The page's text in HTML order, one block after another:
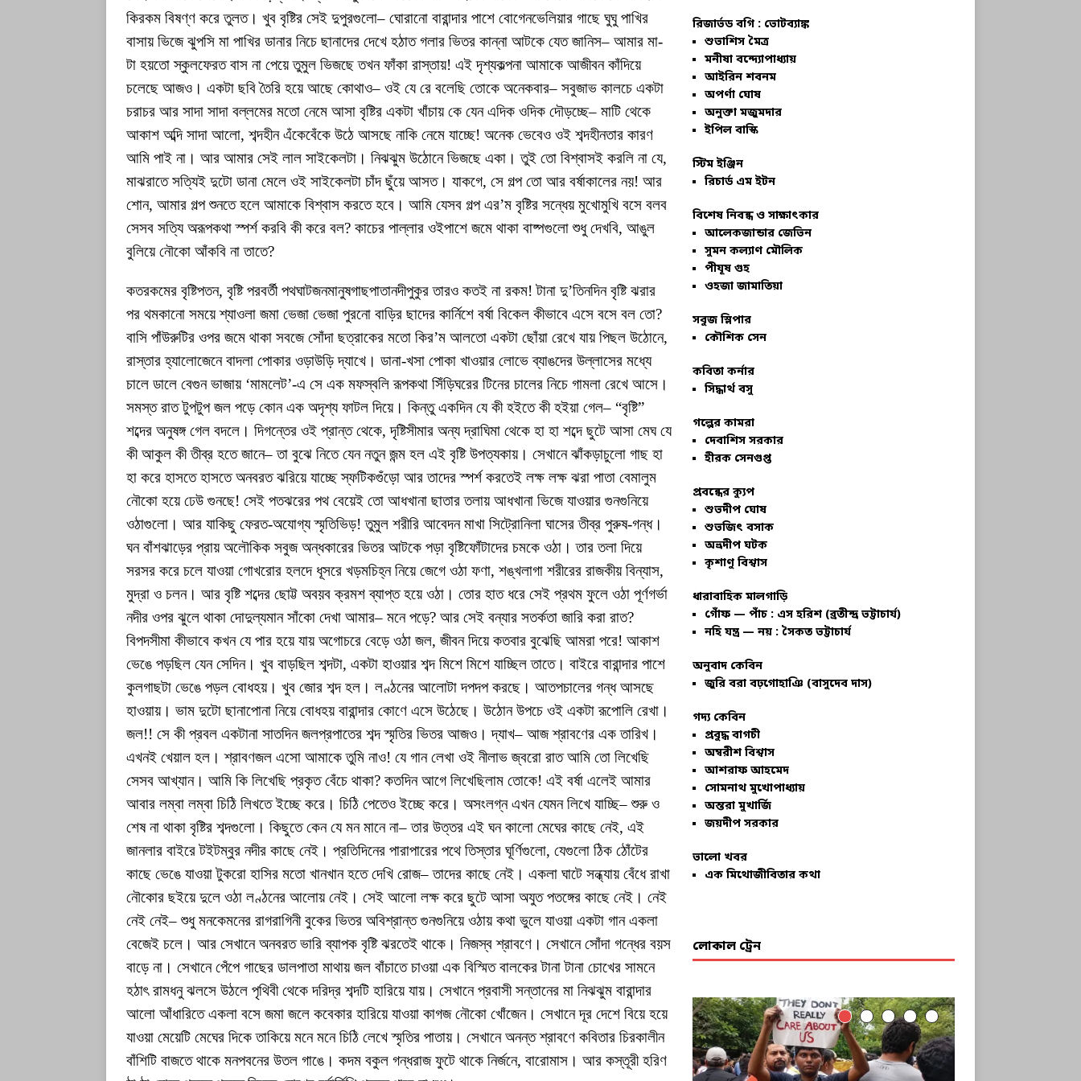
কিরকম বিষণ্ণ করে তুলত। খুব বৃষ্টির সেই দুপুরগুলো– ঘোরানো বারান্দার পাশে বোগেনভেলিয়ার গাছে ঘুঘু পাখির
বাসায় ভিজে ঝুপসি মা পাখির ডানার নিচে ছানাদের দেখে হঠাত গলার ভিতর কান্না আটকে যেত জানিস– আমার মা-
টা হয়তো স্কুলফেরত বাস না পেয়ে তুমুল ভিজছে তখন ফাঁকা রাস্তায়! এই দৃশ্যকল্পনা আমাকে আজীবন কাঁদিয়ে
চলেছে আজও। একটা ছবি তৈরি হয়ে আছে কোথাও– ওই যে রে বলেছি তোকে অনেকবার– সবুজাভ কালচে একটা
চরাচর আর সাদা সাদা বল্লমের মতো নেমে আসা বৃষ্টির একটা খাঁচায় কে যেন এদিক ওদিক দৌড়চ্ছে– মাটি থেকে
আকাশ অব্দি সাদা আলো, শব্দহীন এঁকেবেঁকে উঠে আসছে নাকি নেমে যাচ্ছে! অনেক ভেবেও ওই শব্দহীনতার কারণ
আমি পাই না। আর আমার সেই লাল সাইকেলটা। নিঝঝুম উঠোনে ভিজছে একা। তুই তো বিশ্বাসই করলি না যে,
মাঝরাতে সত্যিই দুটো ডানা মেলে ওই সাইকেলটা চাঁদ ছুঁয়ে আসত। যাকগে, সে গল্প তো আর বর্ষাকালের নয়! আর
শোন, আমার গল্প শুনতে হলে আমাকে বিশ্বাস করতে হবে। আমি যেসব গল্প এর’ম বৃষ্টির সন্ধেয় মুখোমুখি বসে বলব
সেসব সত্যি অরূপকথা স্পর্শ করবি কী করে বল? কাচের পাল্লার ওইপাশে জমে থাকা বাষ্পগুলো শুধু দেখবি, আঙুল
বুলিয়ে নৌকো আঁকবি না তাতে?
কতরকমের বৃষ্টিপতন, বৃষ্টি পরবর্তী পথঘাটজনমানুষগাছপাতানদীপুকুর তারও কতই না রকম! টানা দু’তিনদিন বৃষ্টি ঝরার
পর থমকানো সময়ে শ্যাওলা জমা ভেজা ভেজা পুরনো বাড়ির ছাদের কার্নিশে বর্ষা বিকেল কীভাবে এসে বসে বল তো?
বাসি পাঁউরুটির ওপর জমে থাকা সবজে সোঁদা ছত্রাকের মতো কির’ম আলতো একটা ছোঁয়া রেখে যায় পিছল উঠোনে,
রাস্তার হ্যালোজেনে বাদলা পোকার ওড়াউড়ি দ্যাখে। ডানা-খসা পোকা খাওয়ার লোভে ব্যাঙদের উল্লাসের মধ্যে
চালে ডালে বেগুন ভাজায় ‘মামলেট’-এ সে এক মফস্বলি রূপকথা সিঁড়িঘরের টিনের চালের নিচে গামলা রেখে আসে।
সমস্ত রাত টুপটুপ জল পড়ে কোন এক অদৃশ্য ফাটল দিয়ে। কিন্তু একদিন যে কী হইতে কী হইয়া গেল– “বৃষ্টি”
শব্দের অনুষঙ্গ গেল বদলে। দিগন্তের ওই প্রান্ত থেকে, দৃষ্টিসীমার অন্য দ্রাঘিমা থেকে হা হা শব্দে ছুটে আসা মেঘ যে
কী আকুল কী তীব্র হতে জানে– তা বুঝে নিতে যেন নতুন জন্ম হল এই বৃষ্টি উপত্যকায়। সেখানে ঝাঁকড়াচুলো গাছ হা
হা করে হাসতে হাসতে অনবরত ঝরিয়ে যাচ্ছে স্ফটিকগুঁড়ো আর তাদের স্পর্শ করতেই লক্ষ লক্ষ ঝরা পাতা বেমালুম
নৌকো হয়ে ঢেউ গুনছে! সেই পতঝরের পথ বেয়েই তো আধখানা ছাতার তলায় আধখানা ভিজে যাওয়ার গুনগুনিয়ে
ওঠাগুলো। আর যাকিছু ফেরত-অযোগ্য স্মৃতিভিড়! তুমুল শরীরি আবেদন মাখা সিট্রোনিলা ঘাসের তীব্র পুরুষ-গন্ধ।
ঘন বাঁশঝাড়ের প্রায় অলৌকিক সবুজ অন্ধকারের ভিতর আটকে পড়া বৃষ্টিফোঁটাদের চমকে ওঠা। তার তলা দিয়ে
সরসর করে চলে যাওয়া গোখরোর হলদে ধূসরে খড়মচিহ্ন নিয়ে জেগে ওঠা ফণা, শঙ্খলাগা শরীরের রাজকীয় বিন্যাস,
মুদ্রা ও চলন। আর বৃষ্টি শব্দের ছোট্ট অবয়ব ক্রমশ ব্যাপ্ত হয়ে ওঠা। তোর হাত ধরে সেই প্রথম ফুলে ওঠা পূর্ণগর্ভা
নদীর ওপর ঝুলে থাকা দোদুল্যমান সাঁকো দেখা আমার– মনে পড়ে? আর সেই বন্যার সতর্কতা জারি করা রাত?
বিপদসীমা কীভাবে কখন যে পার হয়ে যায় অগোচরে বেড়ে ওঠা জল, জীবন দিয়ে কতবার বুঝেছি আমরা পরে! আকাশ
ভেঙে পড়ছিল যেন সেদিন। খুব বাড়ছিল শব্দটা, একটা হাওয়ার শব্দ মিশে মিশে যাচ্ছিল তাতে। বাইরে বারান্দার পাশে
কুলগাছটা ভেঙে পড়ল বোধহয়। খুব জোর শব্দ হল। লণ্ঠনের আলোটা দপদপ করছে। আতপচালের গন্ধ আসছে
হাওয়ায়। ভাম দুটো ছানাপোনা নিয়ে বোধহয় বারান্দার কোণে এসে উঠেছে। উঠোন উপচে ওই একটা রূপোলি রেখা।
জল!! সে কী প্রবল একটানা সাতদিন জলপ্রপাতের শব্দ স্মৃতির ভিতর আজও। দ্যাখ– আজ শ্রাবণের এক তারিখ।
এখনই খেয়াল হল। শ্রাবণজল এসো আমাকে তুমি নাও! যে গান লেখা ওই নীলাভ জ্বরো রাত আমি তো লিখেছি
সেসব আখ্যান। আমি কি লিখেছি প্রকৃত বেঁচে থাকা? কতদিন আগে লিখেছিলাম তোকে! এই বর্ষা এলেই আমার
আবার লম্বা লম্বা চিঠি লিখতে ইচ্ছে করে। চিঠি পেতেও ইচ্ছে করে। অসংলগ্ন এখন যেমন লিখে যাচ্ছি– শুরু ও
শেষ না থাকা বৃষ্টির শব্দগুলো। কিছুতে কেন যে মন মানে না– তার উত্তর এই ঘন কালো মেঘের কাছে নেই, এই
জানলার বাইরে টইটম্বুর নদীর কাছে নেই। প্রতিদিনের পারাপারের পথে তিস্তার ঘূর্ণিগুলো, যেগুলো ঠিক ঠোঁটের
কাছে ভেঙে যাওয়া টুকরো হাসির মতো খানখান হতে দেখি রোজ– তাদের কাছে নেই। একলা ঘাটে সন্ধ্যায় বেঁধে রাখা
নৌকোর ছইয়ে দুলে ওঠা লণ্ঠনের আলোয় নেই। সেই আলো লক্ষ করে ছুটে আসা অযুত পতঙ্গের কাছে নেই। নেই
নেই নেই– শুধু মনকেমনের রাগরাগিনী বুকের ভিতর অবিশ্রান্ত গুনগুনিয়ে ওঠায় কথা ভুলে যাওয়া একটা গান একলা
বেজেই চলে। আর সেখানে অনবরত ভারি ব্যাপক বৃষ্টি ঝরতেই থাকে। নিজস্ব শ্রাবণে। সেখানে সোঁদা গন্ধের বয়স
বাড়ে না। সেখানে পেঁপে গাছের ডালপাতা মাথায় জল বাঁচাতে চাওয়া এক বিস্মিত বালকের টানা টানা চোখের সামনে
হঠাৎ রামধনু ঝলসে উঠলে পৃথিবী থেকে দরিদ্র শব্দটি হারিয়ে যায়। সেখানে প্রবাসী সন্তানের মা নিঝঝুম বারান্দার
আলো আঁধারিতে একলা বসে জমা জলে কবেকার হারিয়ে যাওয়া কাগজ নৌকো খোঁজেন। সেখানে দূর দেশে বিয়ে হয়ে
যাওয়া মেয়েটি মেঘের দিকে তাকিয়ে মনে মনে চিঠি লেখে স্মৃতির পাতায়। সেখানে অনন্ত শ্রাবণে কবিতার চিরকালীন
বাঁশিটি বাজতে থাকে মনপবনের উতল গাঙে। কদম বকুল গন্ধরাজ ফুটে থাকে নির্জনে, বারোমাস। আর কস্তূরী হরিণ
রিজার্ভড বগি : ভোটব্যাঙ্ক
শুভাশিস মৈত্র
মনীষা বন্দ্যোপাধ্যায়
আইরিন শবনম
অপর্ণা ঘোষ
অনুক্তা মজুমদার
ইপিল বাস্কি
স্টিম ইঞ্জিন
রিচার্ড এম ইটন
বিশেষ নিবন্ধ ও সাক্ষাৎকার
আলেকজান্ডার জেভিন
সুমন কল্যাণ মৌলিক
পীযূষ গুহ
ওহজা জামাতিয়া
সবুজ স্লিপার
কৌশিক সেন
কবিতা কর্নার
সিদ্ধার্থ বসু
গল্পের কামরা
দেবাশিস সরকার
হীরক সেনগুপ্ত
প্রবন্ধের ক্যুপ
শুভদীপ ঘোষ
শুভজিৎ বসাক
অভ্রদীপ ঘটক
কৃশাণু বিশ্বাস
ধারাবাহিক মালগাড়ি
গোঁফ — পাঁচ : এস হরিশ (ব্রতীন্দ্র ভট্টাচার্য)
নহি যন্ত্র — নয় : সৈকত ভট্টাচার্য
অনুবাদ কেবিন
জুরি বরা বঢ়গোহাঞি (বাসুদেব দাস)
গদ্য কেবিন
প্রবুদ্ধ বাগচী
অম্বরীশ বিশ্বাস
আশরাফ আহমেদ
সোমনাথ মুখোপাধ্যায়
অন্তরা মুখার্জি
জয়দীপ সরকার
ভালো খবর
এক মিথোজীবিতার কথা
লোকাল ট্রেন